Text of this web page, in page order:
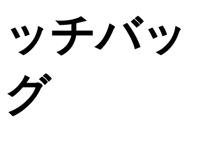
ッチバッ
グ